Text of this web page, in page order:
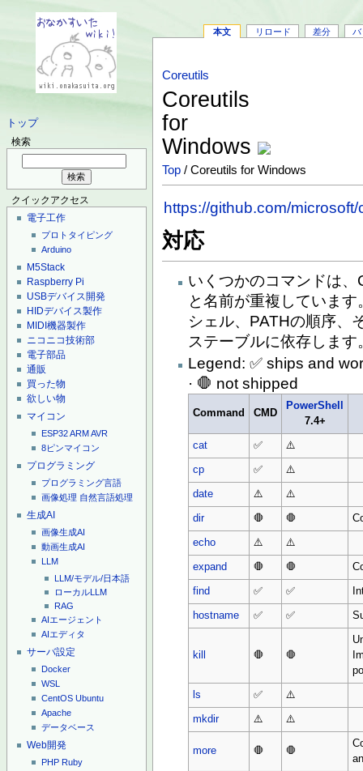
トップ
検索
クイックアクセス
電子工作
プロトタイピング
Arduino
M5Stack
Raspberry Pi
USBデバイス開発
HIDデバイス製作
MIDI機器製作
ニコニコ技術部
電子部品
通販
買った物
欲しい物
マイコン
ESP32ARMAVR
8ピンマイコン
プログラミング
プログラミング言語
画像処理 自然言語処理
生成AI
画像生成AI
動画生成AI
LLM
LLM/モデル/日本語
ローカルLLM
RAG
AIエージェント
AIエディタ
サーバ設定
Docker
WSL
CentOS Ubuntu
Apache
データベース
Web開発
PHP Ruby
本文 リロード 差分 バ
Coreutils
Coreutils
for
Windows
Top / Coreutils for Windows
https://github.com/microsoft/
対応
いくつかのコマンドは、
と名前が重複していま
シェル、PATHの順序、
ステーブルに依存します
Legend: ✅ ships and
· 🛑 not shipped
Command CMD
PowerShell
7.4+
cat ✅ ⚠️
cp ✅ ⚠️
date ⚠️ ⚠️
dir 🛑 🛑
echo ⚠️ ⚠️
expand 🛑 🛑
find ✅ ✅
hostname ✅ ✅
kill 🛑 🛑
ls ✅ ⚠️
mkdir ⚠️ ⚠️
more 🛑 🛑